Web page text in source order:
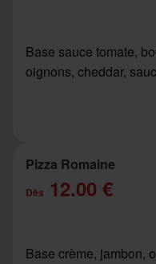
Base sauce tomate,
oignons, cheddar,
Pizza Romaine
Dès 12.00 €
Base crème, jambon,